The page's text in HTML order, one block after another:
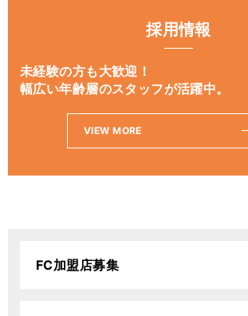
採用情報
未経験の方も大歓迎！
幅広い年齢層のスタッフが活躍中。
VIEW MORE
FC加盟店募集